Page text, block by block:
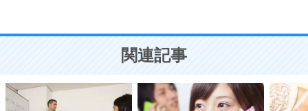
ことが大切。
関連記事